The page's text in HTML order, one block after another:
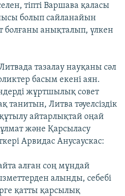
тіпті Варшава қаласы
болып сайланайын
болғаны анықталып, үлкен
тазалау науқаны сәл
басым екені аян.
жұртшылық совет
танитын, Литва тәуелсіздік
айтарлықтай оңай
және Қарсыласу
Арвидас Анусаускас:
алған соң мұндай
алынды, себебі
қатты қарсылық